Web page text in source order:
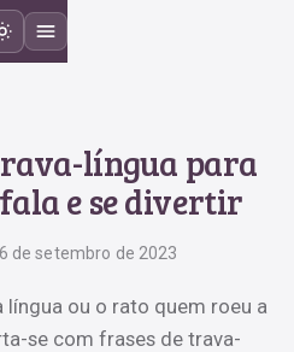
língua para
e se divertir
de setembro de 2023
ou o rato quem roeu a
se com frases de trava-